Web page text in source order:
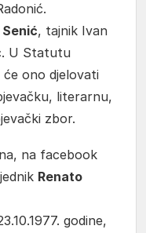
, tajnik Ivan
U Statutu
ono djelovati
literarnu,
zbor.
na facebook
Renato
godine,